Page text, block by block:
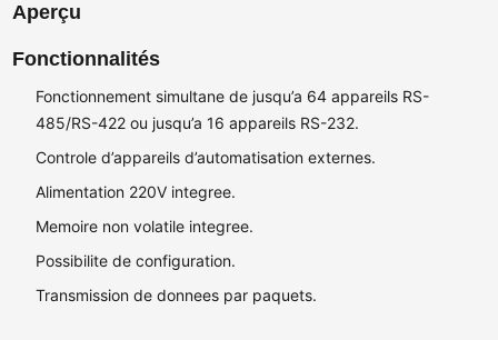
Aperçu
Fonctionnalités
Fonctionnement simultane de jusqu’a 64 appareils RS-
485/RS-422 ou jusqu’a 16 appareils RS-232.
Controle d’appareils d’automatisation externes.
Alimentation 220V integree.
Memoire non volatile integree.
Possibilite de configuration.
Transmission de donnees par paquets.